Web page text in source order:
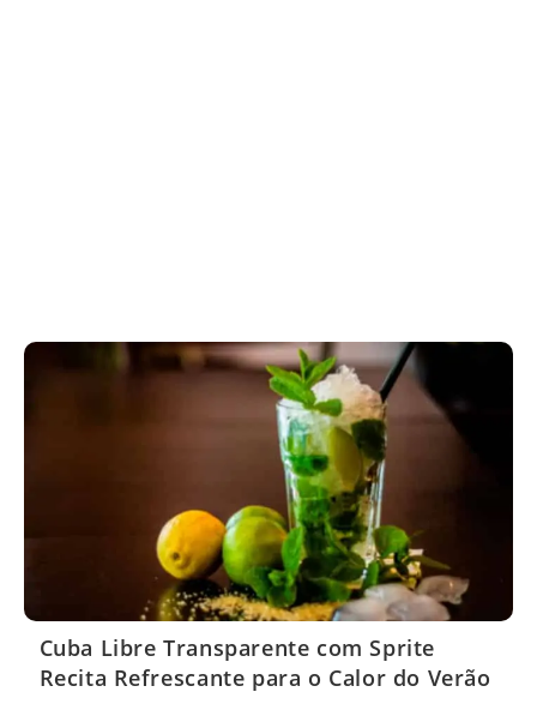
Cuba Libre Transparente com Sprite
Recita Refrescante para o Calor do Verão